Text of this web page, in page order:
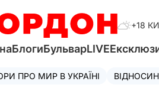
+18
БлогиБульварLIVE
ПРО МИР В УКРАЇНІ